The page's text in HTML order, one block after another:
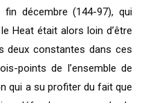
décembre (144-97), qui
Heat était alors loin d’être
deux constantes dans ces
points de l’ensemble de
qui a su profiter du fait que